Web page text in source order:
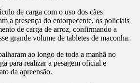
de carga com o uso dos cães
a presença do entorpecente, os policiais
de carga de arroz, confirmando a
grande volume de tabletes de maconha.
ao longo de toda a manhã no
para realizar a pesagem oficial e
da apreensão.